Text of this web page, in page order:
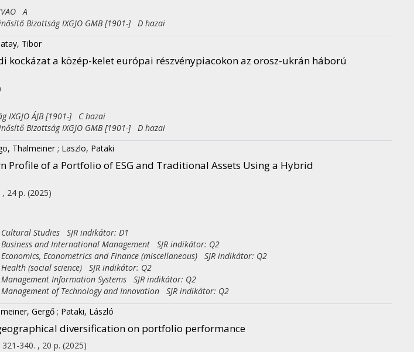
A
Bizottság IXGJO GMB [1901-] D hazai
Tibor
kockázat a közép-kelet európai részvénypiacokon az orosz-ukrán háború
IXGJO ÁJB [1901-] C hazai
Bizottság IXGJO GMB [1901-] D hazai
Thalmeiner ; Laszlo, Pataki
Profile of a Portfolio of ESG and Traditional Assets Using a Hybrid
24 p. (2025)
Studies SJR indikátor: D1
and International Management SJR indikátor: Q2
Econometrics and Finance (miscellaneous) SJR indikátor: Q2
(social science) SJR indikátor: Q2
Information Systems SJR indikátor: Q2
of Technology and Innovation SJR indikátor: Q2
Gergő ; Pataki, László
diversification on portfolio performance
321-340. , 20 p. (2025)